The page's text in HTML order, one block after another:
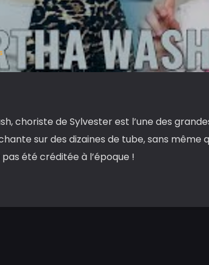
choriste de Sylvester est l’une des
sur des dizaines de tube, sans même
pas été créditée à l’époque !